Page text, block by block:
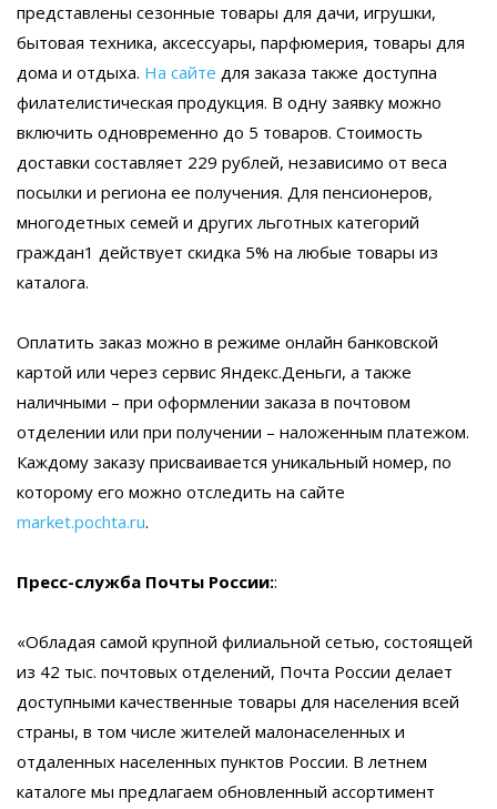
представлены сезонные товары для дачи, игрушки,
бытовая техника, аксессуары, парфюмерия, товары для
дома и отдыха. На сайте для заказа также доступна
филателистическая продукция. В одну заявку можно
включить одновременно до 5 товаров. Стоимость
доставки составляет 229 рублей, независимо от веса
посылки и региона ее получения. Для пенсионеров,
многодетных семей и других льготных категорий
граждан1 действует скидка 5% на любые товары из
каталога.
Оплатить заказ можно в режиме онлайн банковской
картой или через сервис Яндекс.Деньги, а также
наличными – при оформлении заказа в почтовом
отделении или при получении – наложенным платежом.
Каждому заказу присваивается уникальный номер, по
которому его можно отследить на сайте
market.pochta.ru.
Пресс-служба Почты России::
«Обладая самой крупной филиальной сетью, состоящей
из 42 тыс. почтовых отделений, Почта России делает
доступными качественные товары для населения всей
страны, в том числе жителей малонаселенных и
отдаленных населенных пунктов России. В летнем
каталоге мы предлагаем обновленный ассортимент